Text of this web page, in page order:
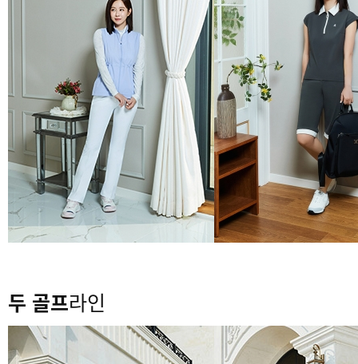
두 골프라인